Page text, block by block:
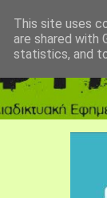
This site uses
are shared with
statistics, and